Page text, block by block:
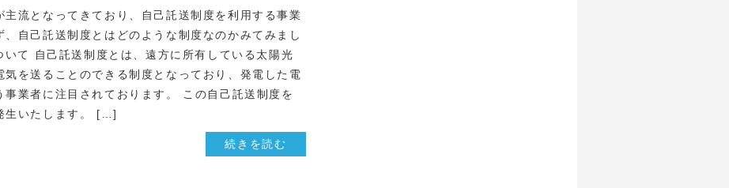
主流となってきており、自己託送制度を利用する事業
自己託送制度とはどのような制度なのかみてみまし
いて 自己託送制度とは、遠方に所有している太陽光
を送ることのできる制度となっており、発電した電
事業者に注目されております。 この自己託送制度を
生いたします。 […]
続きを読む